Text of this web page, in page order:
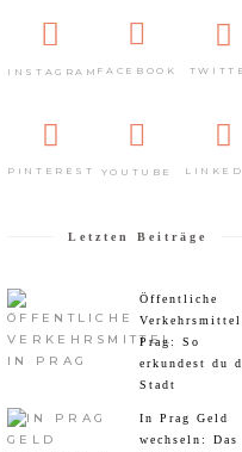
INSTAGRAMFACEBOOK
PINTEREST YOUTUBE
Letzten Beiträge
Öffentliche
Prag: So
erkundest du
Stadt
In Prag Geld
wechseln: Das